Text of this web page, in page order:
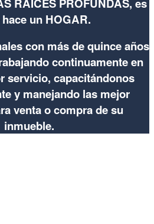
un HOGAR.
con más de quince años
continuamente en
servicio, capacitándonos
y manejando las mejor
venta o compra de su
inmueble.